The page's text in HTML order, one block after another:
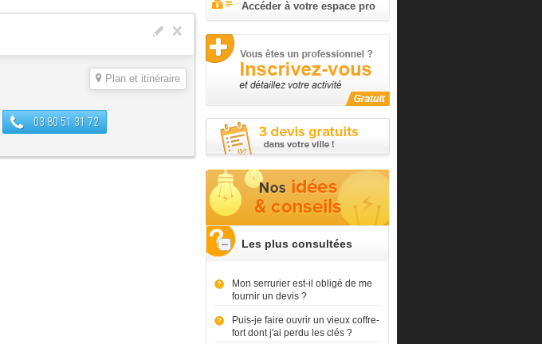
Plan et itinéraire
03 80 51 31 72
Accéder à votre espace pro
Les plus consultées
Mon serrurier est-il obligé de me
fournir un devis ?
Puis-je faire ouvrir un vieux coffre-
fort dont j'ai perdu les clés ?